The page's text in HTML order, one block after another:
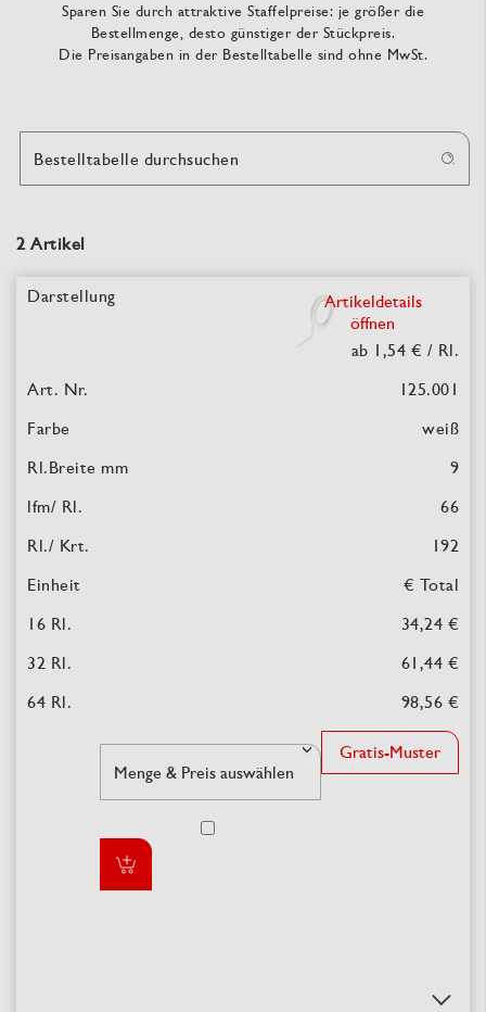
Sparen Sie durch attraktive Staffelpreise: je größer die
Bestellmenge, desto günstiger der Stückpreis.
Die Preisangaben in der Bestelltabelle sind ohne MwSt.
2 Artikel
Bestelltabelle durchsuchen
Artikeldetails
öffnen
ab 1,54 € / Rl.
125.001
weiß
9
66
192
€ Total
34,24 €
61,44 €
98,56 €
Gratis-Muster